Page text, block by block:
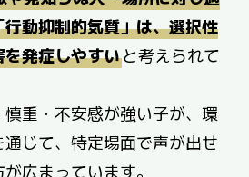
動抑制的気質」は、選択性
発症しやすいと考えられて
重・不安感が強い子が、環
じて、特定場面で声が出せ
広まっています。